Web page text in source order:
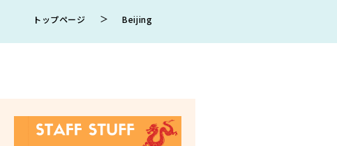
トップページ ＞ Beijing